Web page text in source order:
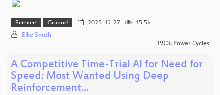
Science Ground 2025-12-27
15.5k
Elke Smith
39C3: Power Cycles
A Competitive Time-Trial AI for Need for
Speed: Most Wanted Using Deep
Reinforcement…